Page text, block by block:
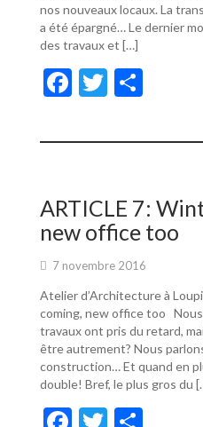
nos nouveaux locaux. La
a été épargné… Le dernier
des travaux et […]
F
e
o
o
k
T
itt ta
er
ARTICLE 7:
new office too
7 novembre 2016
Atelier d’Architecture à
coming, new office too
travaux ont pris du retard,
être autrement? Nous
construction… Et quand en
double! Bref, le plus gros du